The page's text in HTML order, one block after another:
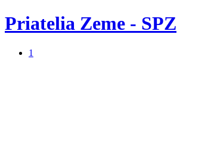
Priatelia Zeme - SPZ
1